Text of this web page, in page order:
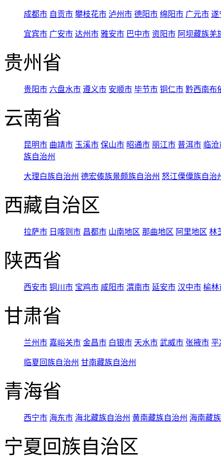
成都市 自贡市 攀枝花市 泸州市 德阳市 绵阳市 广元市 遂
宜宾市 广安市 达州市 雅安市 巴中市 资阳市 阿坝藏族羌
贵州省
贵阳市 六盘水市 遵义市 安顺市 毕节市 铜仁市 黔西南布
云南省
昆明市 曲靖市 玉溪市 保山市 昭通市 丽江市 普洱市 临
族自治州
大理白族自治州 德宏傣族景颇族自治州 怒江傈僳族自治
西藏自治区
拉萨市 日喀则市 昌都市 山南地区 那曲地区 阿里地区 林
陕西省
西安市 铜川市 宝鸡市 咸阳市 渭南市 延安市 汉中市 榆林
甘肃省
兰州市 嘉峪关市 金昌市 白银市 天水市 武威市 张掖市 平
临夏回族自治州 甘南藏族自治州
青海省
西宁市 海东市 海北藏族自治州 黄南藏族自治州 海南藏
宁夏回族自治区